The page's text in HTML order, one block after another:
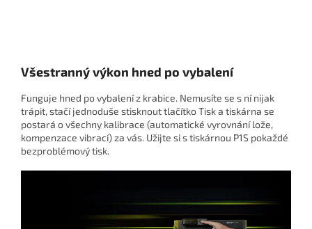
Všestranný výkon hned po vybalení
Funguje hned po vybalení z krabice. Nemusíte se s ní nijak
trápit, stačí jednoduše stisknout tlačítko Tisk a tiskárna se
postará o všechny kalibrace (automatické vyrovnání lože,
kompenzace vibrací) za vás. Užijte si s tiskárnou P1S pokaždé
bezproblémový tisk.